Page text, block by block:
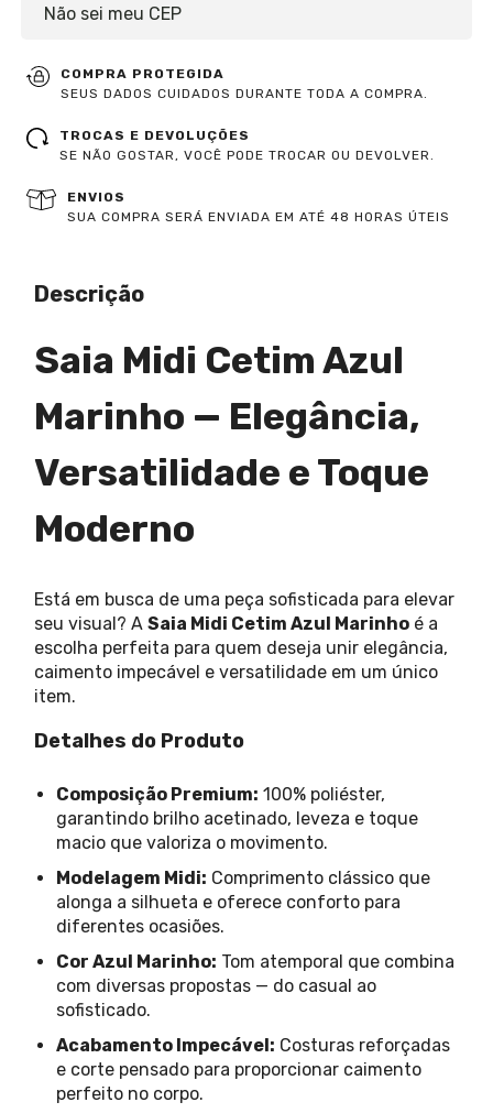
Não sei meu CEP
COMPRA PROTEGIDA
SEUS DADOS CUIDADOS DURANTE TODA A COMPRA.
TROCAS E DEVOLUÇÕES
SE NÃO GOSTAR, VOCÊ PODE TROCAR OU DEVOLVER.
ENVIOS
SUA COMPRA SERÁ ENVIADA EM ATÉ 48 HORAS ÚTEIS
Descrição
Saia Midi Cetim Azul
Marinho — Elegância,
Versatilidade e Toque
Moderno
Está em busca de uma peça sofisticada para elevar
seu visual? A Saia Midi Cetim Azul Marinho é a
escolha perfeita para quem deseja unir elegância,
caimento impecável e versatilidade em um único
item.
Detalhes do Produto
Composição Premium: 100% poliéster,
garantindo brilho acetinado, leveza e toque
macio que valoriza o movimento.
Modelagem Midi: Comprimento clássico que
alonga a silhueta e oferece conforto para
diferentes ocasiões.
Cor Azul Marinho: Tom atemporal que combina
com diversas propostas — do casual ao
sofisticado.
Acabamento Impecável: Costuras reforçadas
e corte pensado para proporcionar caimento
perfeito no corpo.